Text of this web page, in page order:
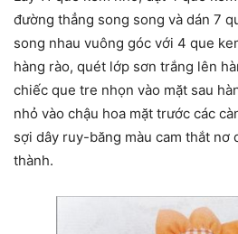
đường thẳng song song và dán 7
song nhau vuông góc với 4 que
hàng rào, quét lớp sơn trắng lên
chiếc que tre nhọn vào mặt sau
nhỏ vào chậu hoa mặt trước các
sợi dây ruy-băng màu cam thắt nơ
thành.